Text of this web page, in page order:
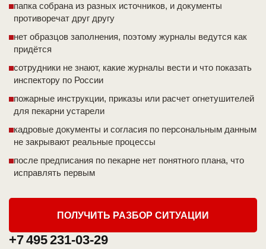
папка собрана из разных источников, и документы
противоречат друг другу
нет образцов заполнения, поэтому журналы ведутся как
придётся
сотрудники не знают, какие журналы вести и что показать
инспектору по России
пожарные инструкции, приказы или расчет огнетушителей
для пекарни устарели
кадровые документы и согласия по персональным данным
не закрывают реальные процессы
после предписания по пекарне нет понятного плана, что
исправлять первым
ПОЛУЧИТЬ РАЗБОР СИТУАЦИИ
+7 495 231-03-29